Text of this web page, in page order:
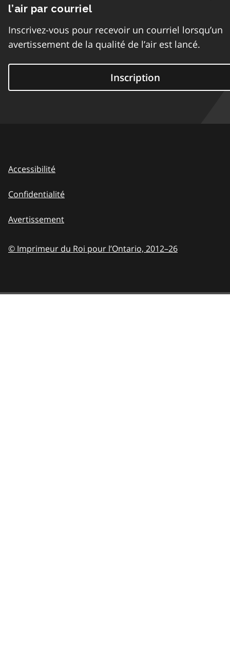
l’air par courriel
Inscrivez-vous pour recevoir un courriel lorsqu’un
avertissement de la qualité de l’air est lancé.
Inscription
Accessibilité
Confidentialité
Avertissement
© Imprimeur du Roi pour l’Ontario, 2012–26